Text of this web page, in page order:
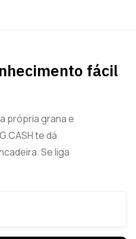
fácil
própria grana e
te dá
Se liga